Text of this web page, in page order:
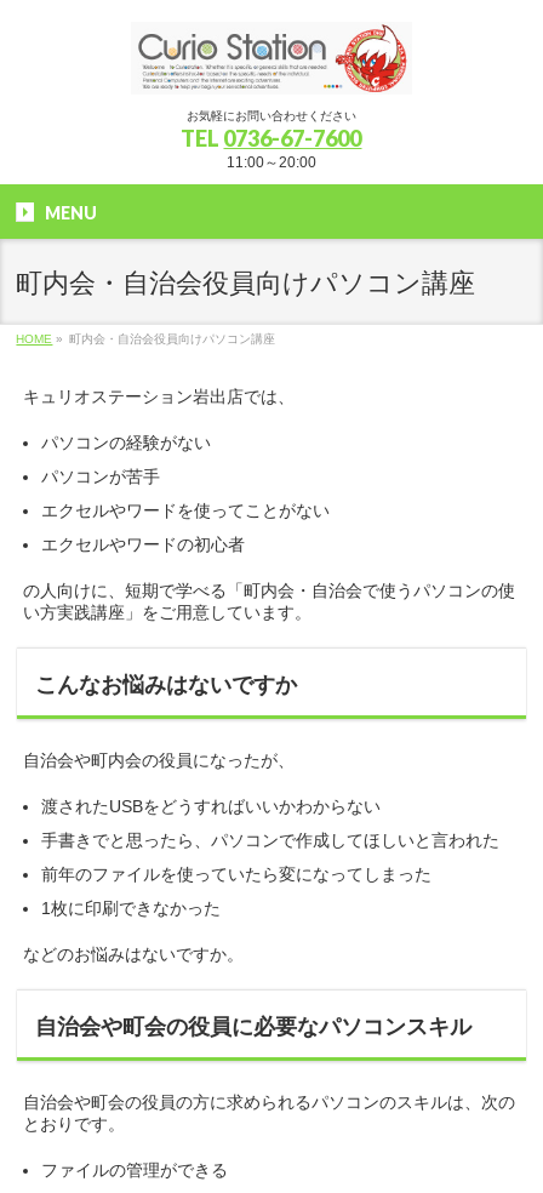
お気軽にお問い合わせください
TEL 0736-67-7600
11:00～20:00
MENU
町内会・自治会役員向けパソコン講座
HOME » 町内会・自治会役員向けパソコン講座
キュリオステーション岩出店では、
パソコンの経験がない
パソコンが苦手
エクセルやワードを使ってことがない
エクセルやワードの初心者
の人向けに、短期で学べる「町内会・自治会で使うパソコンの使
い方実践講座」をご用意しています。
こんなお悩みはないですか
自治会や町内会の役員になったが、
渡されたUSBをどうすればいいかわからない
手書きでと思ったら、パソコンで作成してほしいと言われた
前年のファイルを使っていたら変になってしまった
1枚に印刷できなかった
などのお悩みはないですか。
自治会や町会の役員に必要なパソコンスキル
自治会や町会の役員の方に求められるパソコンのスキルは、次の
とおりです。
ファイルの管理ができる